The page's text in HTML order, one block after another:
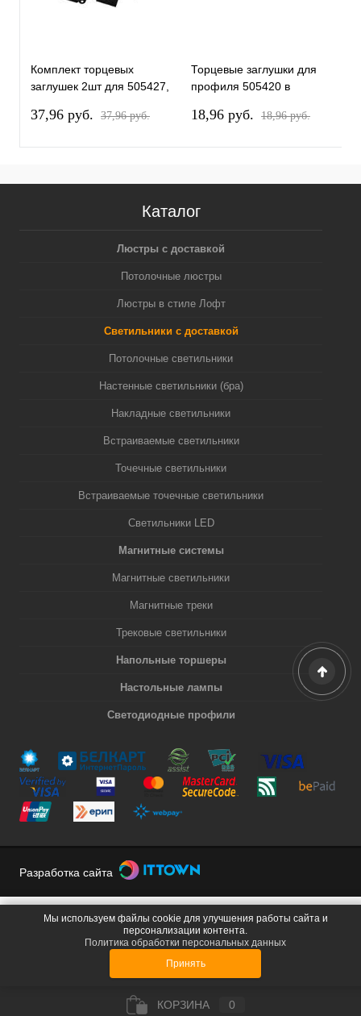
Комплект торцевых
заглушек 2шт для 505427,
потолок Teta Lightstar
37,96 pуб. 37,96 pуб.
Торцевые заглушки для
профиля 505420 в
Lightstar 505457
18,96 pуб. 18,96 pуб.
Каталог
Люстры с доставкой
Потолочные люстры
Люстры в стиле Лофт
Светильники с доставкой
Потолочные светильники
Настенные светильники (бра)
Накладные светильники
Встраиваемые светильники
Точечные светильники
Встраиваемые точечные светильники
Светильники LED
Магнитные системы
Магнитные светильники
Магнитные треки
Трековые светильники
Напольные торшеры
Настольные лампы
Светодиодные профили
Разработка сайта
КОРЗИНА 0
Мы используем файлы cookie для улучшения работы сайта и
персонализации контента.
Политика обработки персональных данных
Принять